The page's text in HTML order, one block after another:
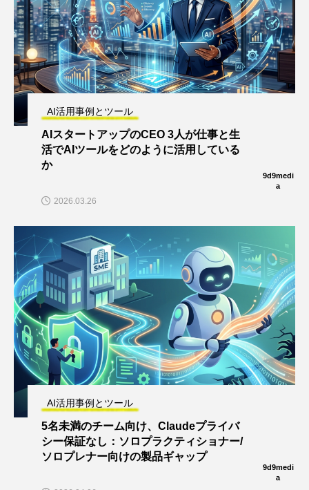
AI活用事例とツール
AIスタートアップのCEO 3人が仕事と生
活でAIツールをどのように活用している
か
9d9medi
a
2026.03.26
AI活用事例とツール
5名未満のチーム向け、Claudeプライバ
シー保証なし：ソロプラクティショナー/
ソロプレナー向けの製品ギャップ
9d9medi
a